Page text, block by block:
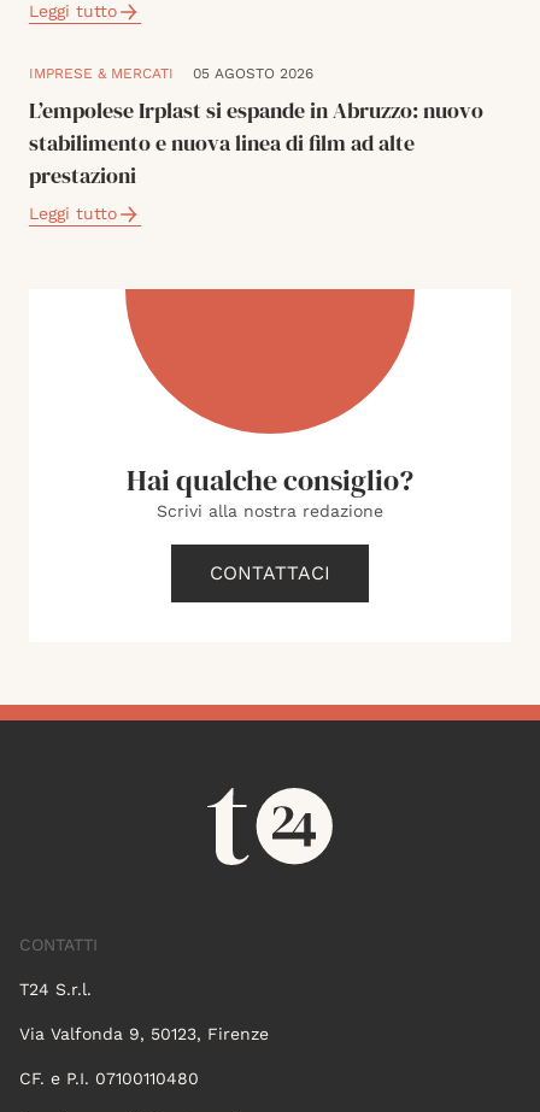
Leggi tutto
IMPRESE & MERCATI 05 AGOSTO 2026
L’empolese Irplast si espande in Abruzzo: nuovo
stabilimento e nuova linea di film ad alte
prestazioni
Leggi tutto
Hai qualche consiglio?
Scrivi alla nostra redazione
CONTATTACI
CONTATTI
T24 S.r.l.
Via Valfonda 9, 50123, Firenze
CF. e P.I. 07100110480